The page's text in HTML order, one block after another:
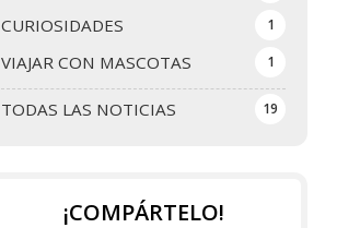
TODAS LAS NOTICIAS 19
CURIOSIDADES 1
VIAJAR CON MASCOTAS 1
¡COMPÁRTELO!